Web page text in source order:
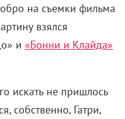
на съемки фильма
взялся
и «Бонни и Клайда»
искать не пришлось
собственно, Гатри,